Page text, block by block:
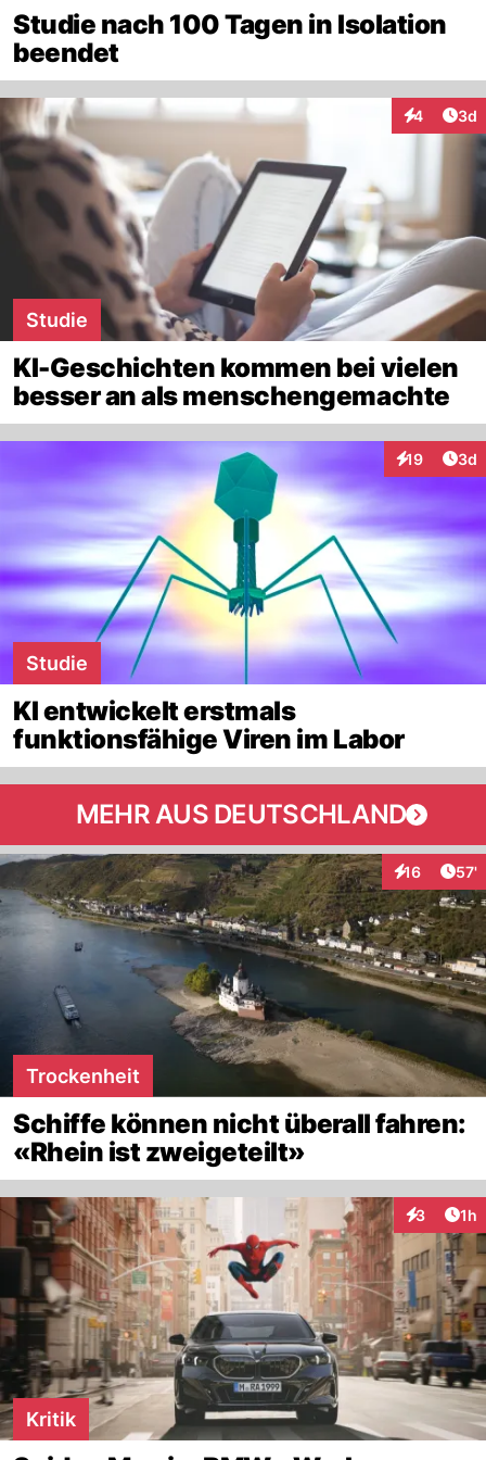
Studie nach 100 Tagen in Isolation
beendet
4 3d
Studie
KI-Geschichten kommen bei vielen
besser an als menschengemachte
19
Interaktionen
3d
Studie
KI entwickelt erstmals
funktionsfähige Viren im Labor
MEHR AUS DEUTSCHLAND
16
Interaktionen
57'
Trockenheit
Schiffe können nicht überall fahren:
«Rhein ist zweigeteilt»
3 1h
Kritik